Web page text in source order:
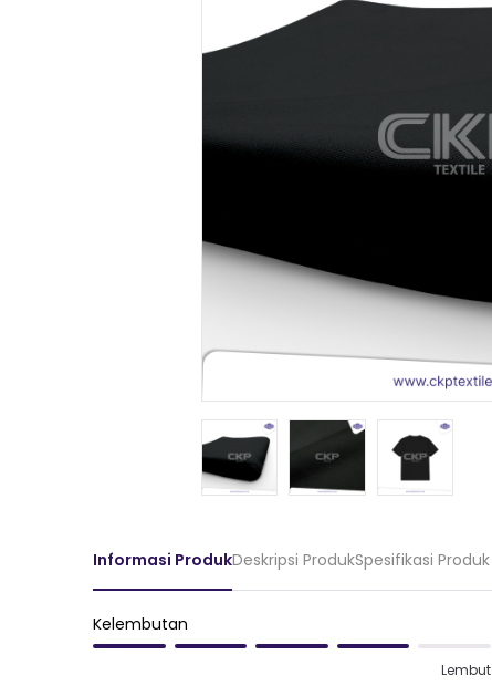
Informasi ProdukDeskripsi ProdukSpesifikasi Produk
Kelembutan
Lembut